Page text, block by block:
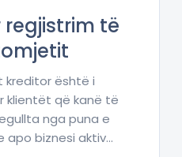
regjistrim të
kreditor është i
klientët që kanë të
nga puna e
apo biznesi aktiv...